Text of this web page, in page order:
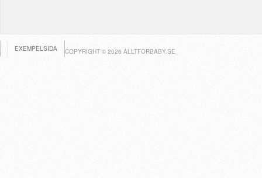
EXEMPELSIDA COPYRIGHT © 2026 ALLTFORBABY.SE